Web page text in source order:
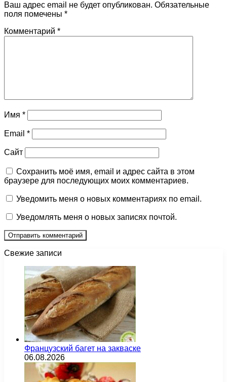
Ваш адрес email не будет опубликован. Обязательные
поля помечены *
Комментарий *
Имя *
Email *
Сайт
Сохранить моё имя, email и адрес сайта в этом
браузере для последующих моих комментариев.
Уведомить меня о новых комментариях по email.
Уведомлять меня о новых записях почтой.
Свежие записи
Французский багет на закваске
06.08.2026